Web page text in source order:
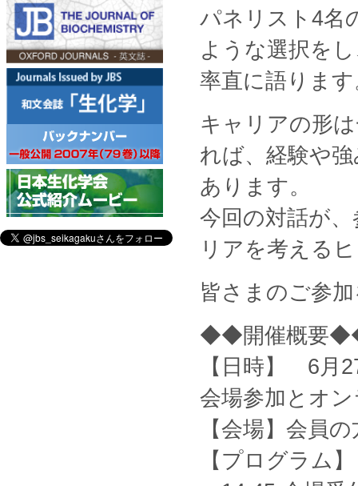
パネリスト4名
ような選択を
率直に語りま
キャリアの形
れば、経験や
あります。
今回の対話が
リアを考える
皆さまのご参
◆◆開催概要
【日時】 6月
会場参加とオ
【会場】会員
【プログラム】